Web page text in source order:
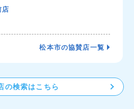
松本市の協賛店一覧
の検索はこちら